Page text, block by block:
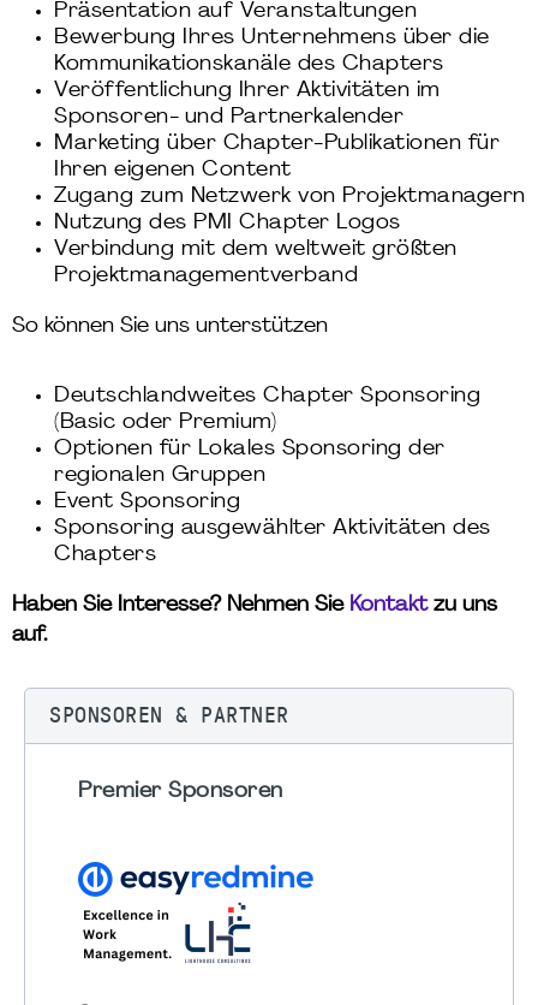
Präsentation auf Veranstaltungen
Bewerbung Ihres Unternehmens über die
Kommunikationskanäle des Chapters
Veröffentlichung Ihrer Aktivitäten im
Sponsoren- und Partnerkalender
Marketing über Chapter-Publikationen für
Ihren eigenen Content
Zugang zum Netzwerk von Projektmanagern
Nutzung des PMI Chapter Logos
Verbindung mit dem weltweit größten
Projektmanagementverband
So können Sie uns unterstützen
Deutschlandweites Chapter Sponsoring
(Basic oder Premium)
Optionen für Lokales Sponsoring der
regionalen Gruppen
Event Sponsoring
Sponsoring ausgewählter Aktivitäten des
Chapters
Haben Sie Interesse? Nehmen Sie Kontakt zu uns
auf.
SPONSOREN & PARTNER
Premier Sponsoren